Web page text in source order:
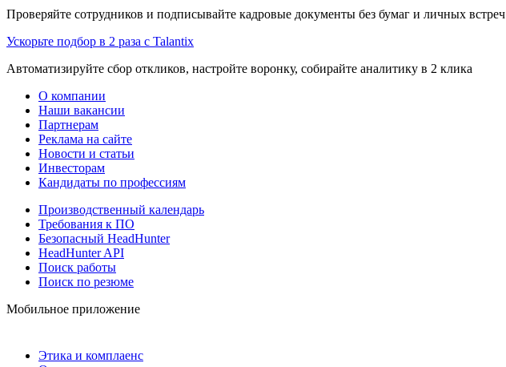
Проверяйте сотрудников и подписывайте кадровые документы без бумаг и личных встреч
Ускорьте подбор в 2 раза с Talantix
Автоматизируйте сбор откликов, настройте воронку, собирайте аналитику в 2 клика
О компании
Наши вакансии
Партнерам
Реклама на сайте
Новости и статьи
Инвесторам
Кандидаты по профессиям
Производственный календарь
Требования к ПО
Безопасный HeadHunter
HeadHunter API
Поиск работы
Поиск по резюме
Мобильное приложение
Этика и комплаенс